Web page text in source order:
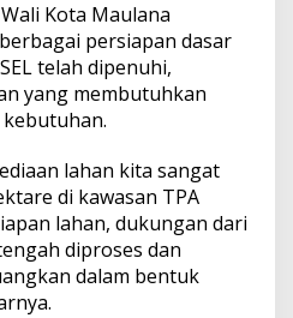
Kota Maulana
persiapan dasar
telah dipenuhi,
yang membutuhkan
lahan kita sangat
di kawasan TPA
lahan, dukungan dari
diproses dan
dalam bentuk